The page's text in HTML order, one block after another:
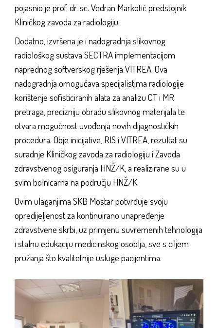
pojasnio je prof. dr. sc. Vedran Markotić predstojnik
Kliničkog zavoda za radiologiju.
Dodatno, izvršena je i nadogradnja slikovnog
radiološkog sustava SECTRA implementacijom
naprednog softverskog rješenja VITREA. Ova
nadogradnja omogućava specijalistima radiologije
korištenje sofisticiranih alata za analizu CT i MR
pretraga, precizniju obradu slikovnog materijala te
otvara mogućnost uvođenja novih dijagnostičkih
procedura. Obje inicijative, RIS i VITREA, rezultat su
suradnje Kliničkog zavoda za radiologiju i Zavoda
zdravstvenog osiguranja HNŽ/K, a realizirane su u
svim bolnicama na području HNŽ/K.
Ovim ulaganjima SKB Mostar potvrđuje svoju
opredijeljenost za kontinuirano unapređenje
zdravstvene skrbi, uz primjenu suvremenih tehnologija
i stalnu edukaciju medicinskog osoblja, sve s ciljem
pružanja što kvalitetnije usluge pacijentima.